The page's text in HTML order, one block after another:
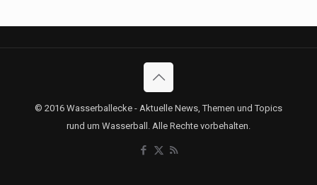
© 2016 Wasserballecke - Aktuelle News, Themen und Topics
rund um Wasserball. Alle Rechte vorbehalten.